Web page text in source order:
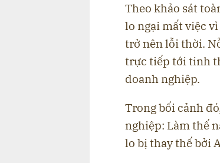
Theo khảo sát
lo ngại mất việc
trở nên lỗi thời.
trực tiếp tới tinh
doanh nghiệp.
Trong bối cảnh
nghiệp: Làm thế
lo bị thay thế bởi